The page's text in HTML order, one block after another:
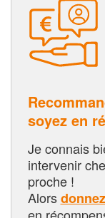
soyez en
Je connais
intervenir
proche !
Alors
en